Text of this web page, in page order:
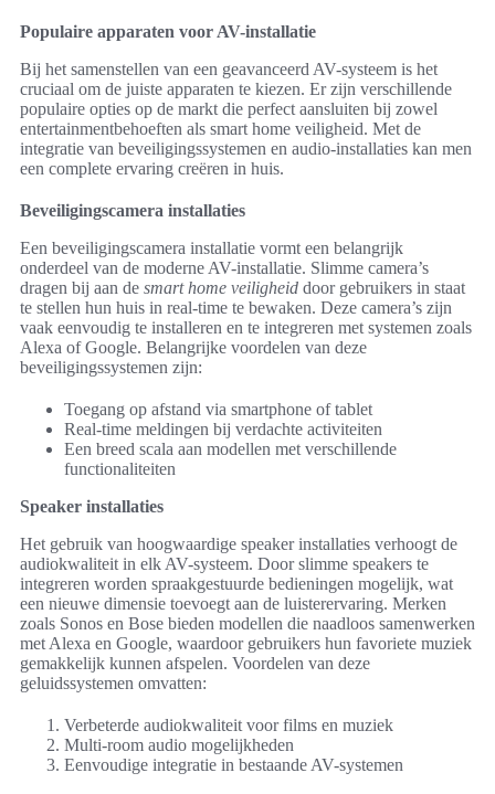
Populaire apparaten voor AV-installatie
Bij het samenstellen van een geavanceerd AV-systeem is het
cruciaal om de juiste apparaten te kiezen. Er zijn verschillende
populaire opties op de markt die perfect aansluiten bij zowel
entertainmentbehoeften als smart home veiligheid. Met de
integratie van beveiligingssystemen en audio-installaties kan men
een complete ervaring creëren in huis.
Beveiligingscamera installaties
Een beveiligingscamera installatie vormt een belangrijk
onderdeel van de moderne AV-installatie. Slimme camera’s
dragen bij aan de smart home veiligheid door gebruikers in staat
te stellen hun huis in real-time te bewaken. Deze camera’s zijn
vaak eenvoudig te installeren en te integreren met systemen zoals
Alexa of Google. Belangrijke voordelen van deze
beveiligingssystemen zijn:
Toegang op afstand via smartphone of tablet
Real-time meldingen bij verdachte activiteiten
Een breed scala aan modellen met verschillende
functionaliteiten
Speaker installaties
Het gebruik van hoogwaardige speaker installaties verhoogt de
audiokwaliteit in elk AV-systeem. Door slimme speakers te
integreren worden spraakgestuurde bedieningen mogelijk, wat
een nieuwe dimensie toevoegt aan de luisterervaring. Merken
zoals Sonos en Bose bieden modellen die naadloos samenwerken
met Alexa en Google, waardoor gebruikers hun favoriete muziek
gemakkelijk kunnen afspelen. Voordelen van deze
geluidssystemen omvatten:
Verbeterde audiokwaliteit voor films en muziek
Multi-room audio mogelijkheden
Eenvoudige integratie in bestaande AV-systemen